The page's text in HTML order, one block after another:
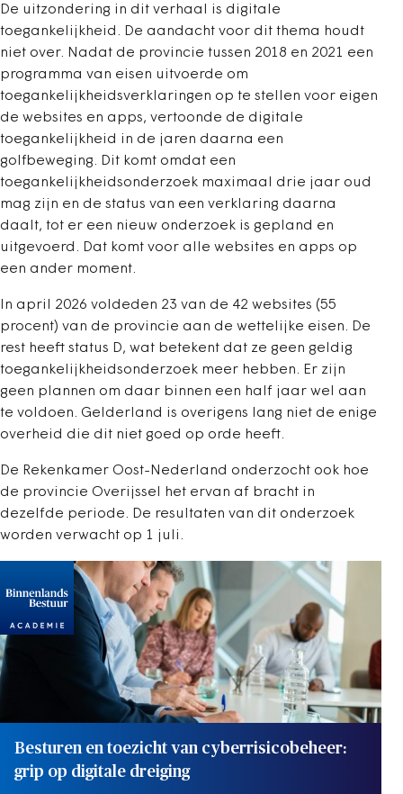
De uitzondering in dit verhaal is digitale
toegankelijkheid. De aandacht voor dit thema houdt
niet over. Nadat de provincie tussen 2018 en 2021 een
programma van eisen uitvoerde om
toegankelijkheidsverklaringen op te stellen voor eigen
de websites en apps, vertoonde de digitale
toegankelijkheid in de jaren daarna een
golfbeweging. Dit komt omdat een
toegankelijkheidsonderzoek maximaal drie jaar oud
mag zijn en de status van een verklaring daarna
daalt, tot er een nieuw onderzoek is gepland en
uitgevoerd. Dat komt voor alle websites en apps op
een ander moment.
In april 2026 voldeden 23 van de 42 websites (55
procent) van de provincie aan de wettelijke eisen. De
rest heeft status D, wat betekent dat ze geen geldig
toegankelijkheidsonderzoek meer hebben. Er zijn
geen plannen om daar binnen een half jaar wel aan
te voldoen. Gelderland is overigens lang niet de enige
overheid die dit niet goed op orde heeft.
De Rekenkamer Oost-Nederland onderzocht ook hoe
de provincie Overijssel het ervan af bracht in
dezelfde periode. De resultaten van dit onderzoek
worden verwacht op 1 juli.
Besturen en toezicht van cyberrisicobeheer:
grip op digitale dreiging